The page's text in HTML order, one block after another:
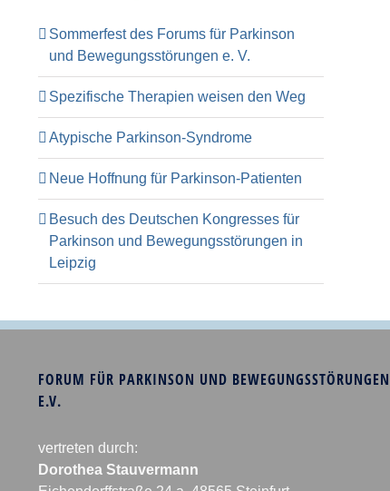
Sommerfest des Forums für Parkinson
und Bewegungsstörungen e. V.
Spezifische Therapien weisen den Weg
Atypische Parkinson-Syndrome
Neue Hoffnung für Parkinson-Patienten
Besuch des Deutschen Kongresses für
Parkinson und Bewegungsstörungen in
Leipzig
FORUM FÜR PARKINSON UND BEWEGUNGSSTÖRUNGEN
E.V.
vertreten durch:
Dorothea Stauvermann